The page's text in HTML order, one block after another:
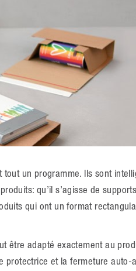
un programme. Ils sont
qu’il s’agisse de
qui ont un format
être adapté exactement au
protectrice et la fermeture auto-